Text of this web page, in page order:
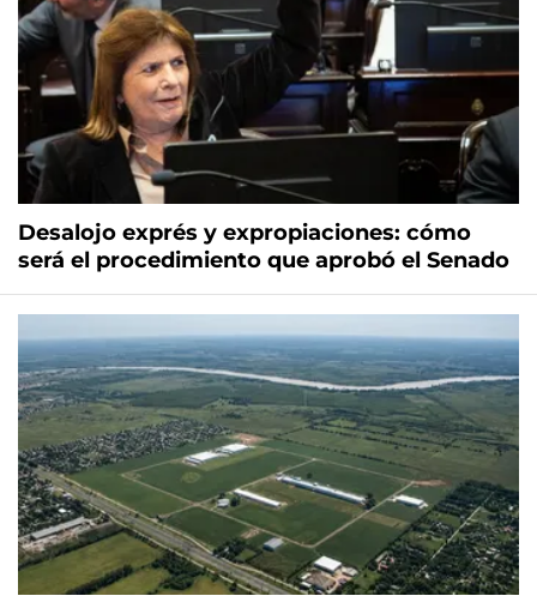
Desalojo exprés y expropiaciones: cómo
será el procedimiento que aprobó el Senado